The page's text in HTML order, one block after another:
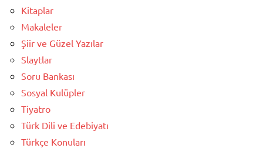
Kitaplar
Makaleler
Şiir ve Güzel Yazılar
Slaytlar
Soru Bankası
Sosyal Kulüpler
Tiyatro
Türk Dili ve Edebiyatı
Türkçe Konuları